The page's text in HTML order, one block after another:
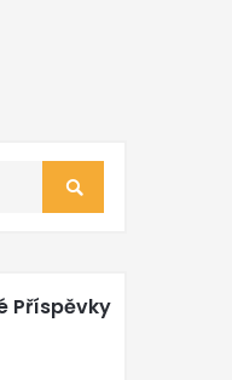
Příspěvky